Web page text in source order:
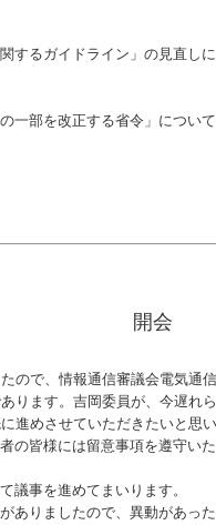
するガイドライン」の見直し
一部を改正する省令」について
開会
で、情報通信審議会電気通
ります。吉岡委員が、今遅れ
進めさせていただきたいと思い
の皆様には留意事項を遵守い
議事を進めてまいります。
りましたので、異動があっ